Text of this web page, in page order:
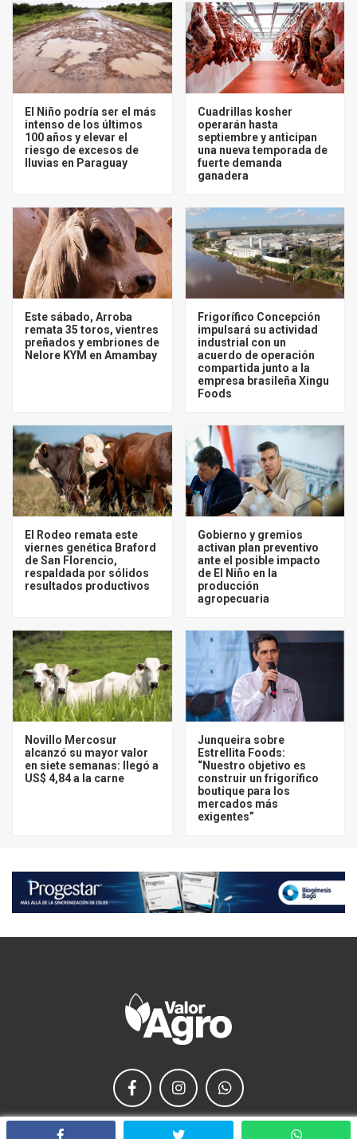
El Niño podría ser el más
intenso de los últimos
100 años y elevar el
riesgo de excesos de
lluvias en Paraguay
Cuadrillas kosher
operarán hasta
septiembre y anticipan
una nueva temporada de
fuerte demanda
ganadera
Este sábado, Arroba
remata 35 toros, vientres
preñados y embriones de
Nelore KYM en Amambay
Frigorífico Concepción
impulsará su actividad
industrial con un
acuerdo de operación
compartida junto a la
empresa brasileña Xingu
Foods
El Rodeo remata este
viernes genética Braford
de San Florencio,
respaldada por sólidos
resultados productivos
Gobierno y gremios
activan plan preventivo
ante el posible impacto
de El Niño en la
producción
agropecuaria
Novillo Mercosur
alcanzó su mayor valor
en siete semanas: llegó a
US$ 4,84 a la carne
Junqueira sobre
Estrellita Foods:
“Nuestro objetivo es
construir un frigorífico
boutique para los
mercados más
exigentes”